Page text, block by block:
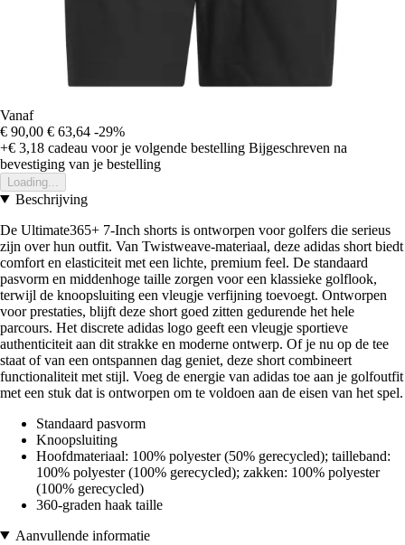
Vanaf
€ 90,00 € 63,64 -29%
+€ 3,18 cadeau voor je volgende bestelling Bijgeschreven na
bevestiging van je bestelling
Loading...
Beschrijving
De Ultimate365+ 7-Inch shorts is ontworpen voor golfers die serieus
zijn over hun outfit. Van Twistweave-materiaal, deze adidas short biedt
comfort en elasticiteit met een lichte, premium feel. De standaard
pasvorm en middenhoge taille zorgen voor een klassieke golflook,
terwijl de knoopsluiting een vleugje verfijning toevoegt. Ontworpen
voor prestaties, blijft deze short goed zitten gedurende het hele
parcours. Het discrete adidas logo geeft een vleugje sportieve
authenticiteit aan dit strakke en moderne ontwerp. Of je nu op de tee
staat of van een ontspannen dag geniet, deze short combineert
functionaliteit met stijl. Voeg de energie van adidas toe aan je golfoutfit
met een stuk dat is ontworpen om te voldoen aan de eisen van het spel.
Standaard pasvorm
Knoopsluiting
Hoofdmateriaal: 100% polyester (50% gerecycled); tailleband:
100% polyester (100% gerecycled); zakken: 100% polyester
(100% gerecycled)
360-graden haak taille
Aanvullende informatie